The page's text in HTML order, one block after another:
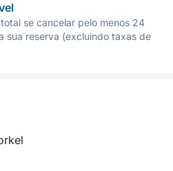
se cancelar pelo menos 24
sua reserva (excluindo taxas de